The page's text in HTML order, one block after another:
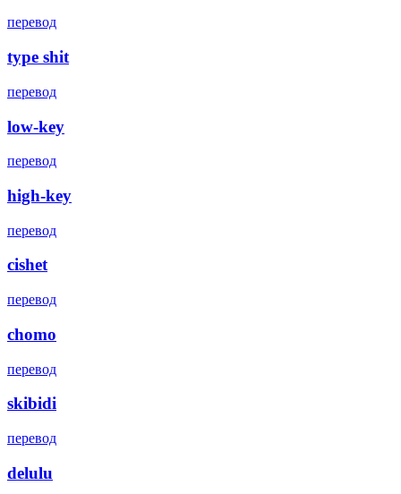
перевод
type shit
перевод
low-key
перевод
high-key
перевод
cishet
перевод
chomo
перевод
skibidi
перевод
delulu